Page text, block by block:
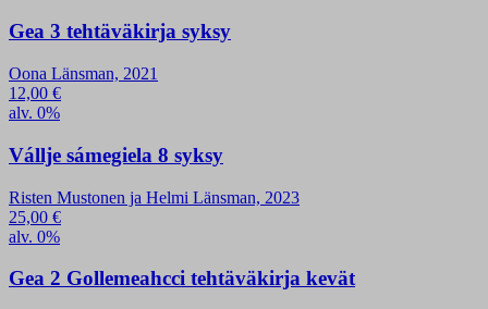
Gea 3 tehtäväkirja syksy
Oona Länsman, 2021
12,00 €
alv. 0%
Vállje sámegiela 8 syksy
Risten Mustonen ja Helmi Länsman, 2023
25,00 €
alv. 0%
Gea 2 Gollemeahcci tehtäväkirja kevät